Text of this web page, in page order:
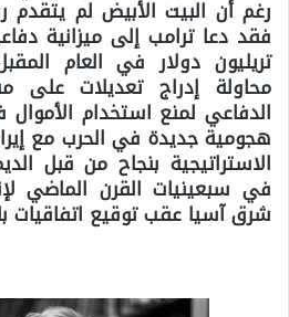
رغم أن البيت الأبيض لم
تريليون دولار في العام
محاولة إدراج تعديلات على
الدفاعي لمنع استخدام
هجومية جديدة في الحرب مع
الاستراتيجية بنجاح من قبل
في سبعينيات القرن الماضي
شرق آسيا عقب توقيع اتفاقيات